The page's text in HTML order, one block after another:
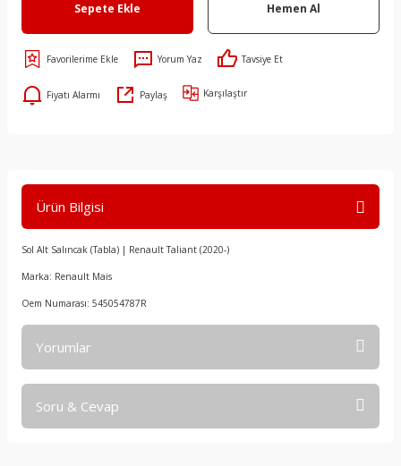
Sepete Ekle Hemen Al
Yorum Yaz Tavsiye Et
Fiyatı Alarmı Paylaş Karşılaştır
Ürün Bilgisi
Sol Alt Salıncak (Tabla) | Renault Taliant (2020-)
Marka: Renault Mais
Oem Numarası: 545054787R
Yorumlar
Soru & Cevap